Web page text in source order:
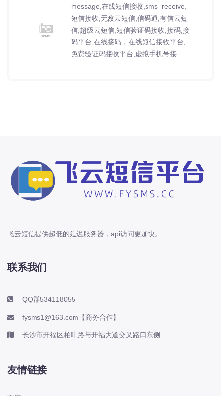
message,在线短信接收,sms_receive,
短信接收,无敌云短信,信码通,有信云短
信,超级云短信,短信验证码接收,接码,接
码平台,在线接码，在线短信接收平台,
免费验证码接收平台,虚拟手机号接
飞云短信提供超低的延迟服务器，api访问更加快。
联系我们
QQ群534118055
fysms1@163.com【商务合作】
长沙市开福区柏叶路与开福大道交叉路口东侧
友情链接